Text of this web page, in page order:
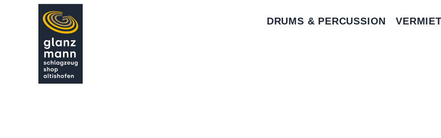
DRUMS & PERCUSSION